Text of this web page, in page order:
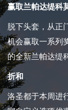
赢取兰帕达缇科
脱下头套，从正
机会赢取一系列
的全新兰帕达缇
折和
洛圣都于本周进